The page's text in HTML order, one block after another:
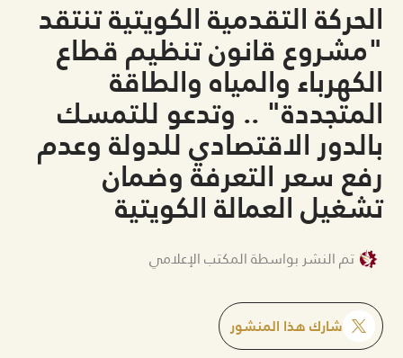
الحركة التقدمية الكويتية تنتقد
"مشروع قانون تنظيم قطاع
الكهرباء والمياه والطاقة
المتجددة" .. وتدعو للتمسك
بالدور الاقتصادي للدولة وعدم
رفع سعر التعرفة وضمان
تشغيل العمالة الكويتية
تم النشر بواسطة المكتب الإعلامي
شارك هذا المنشور